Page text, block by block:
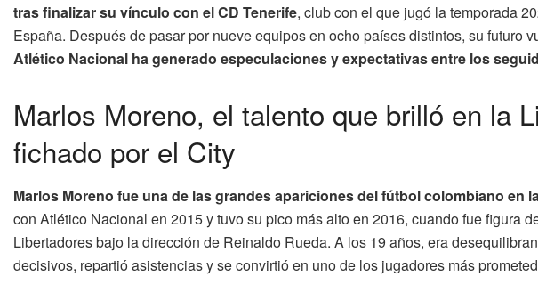
tras finalizar su vínculo con el CD Tenerife, club con el que jugó la temporada
España. Después de pasar por nueve equipos en ocho países distintos, su futuro
Atlético Nacional ha generado especulaciones y expectativas entre los
Marlos Moreno, el talento que brilló en la
fichado por el City
Marlos Moreno fue una de las grandes apariciones del fútbol colombiano en
con Atlético Nacional en 2015 y tuvo su pico más alto en 2016, cuando fue figura
Libertadores bajo la dirección de Reinaldo Rueda. A los 19 años, era
decisivos, repartió asistencias y se convirtió en uno de los jugadores más